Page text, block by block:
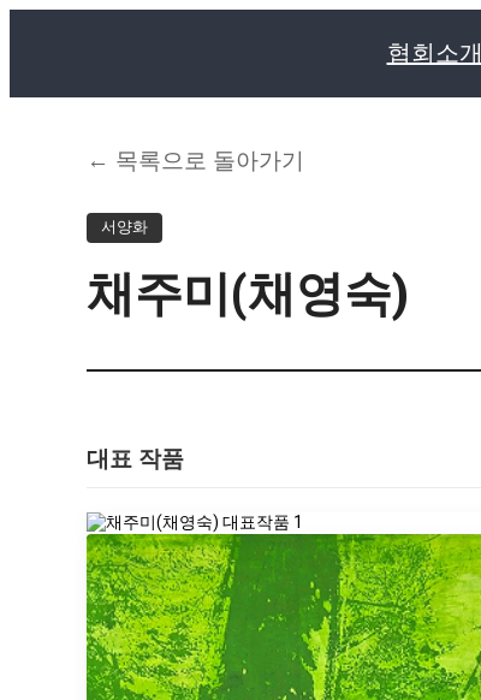
협회소개
← 목록으로 돌아가기
서양화
채주미(채영숙)
대표 작품